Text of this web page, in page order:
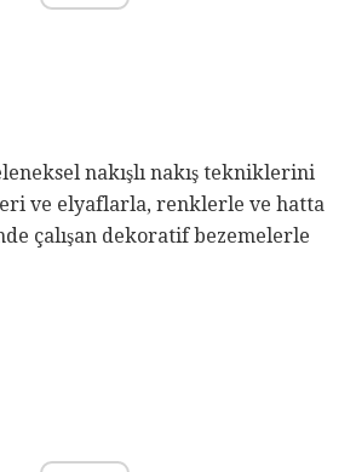
nakışlı nakış tekniklerini
ve elyaflarla, renklerle ve hatta
çalışan dekoratif bezemelerle